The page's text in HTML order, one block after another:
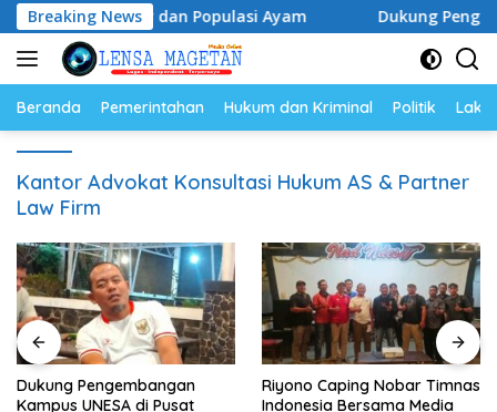
Langsung
ke
konten
Breaking News
Telur dan Populasi Ayam Dukung
Beranda Pemerintahan Hukum dan Kriminal Politik
Kantor Advokat Konsultasi Hukum AS & Partner
Law Firm
Dukung Pengembangan
Kampus UNESA di Pusat
Riyono Caping Nobar Timnas
Indonesia Bersama Media